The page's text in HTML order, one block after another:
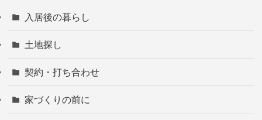
入居後の暮らし
土地探し
契約・打ち合わせ
家づくりの前に